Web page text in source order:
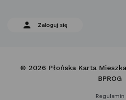
Zaloguj się
© 2026 Płońska Karta
BPROG
Regulamin